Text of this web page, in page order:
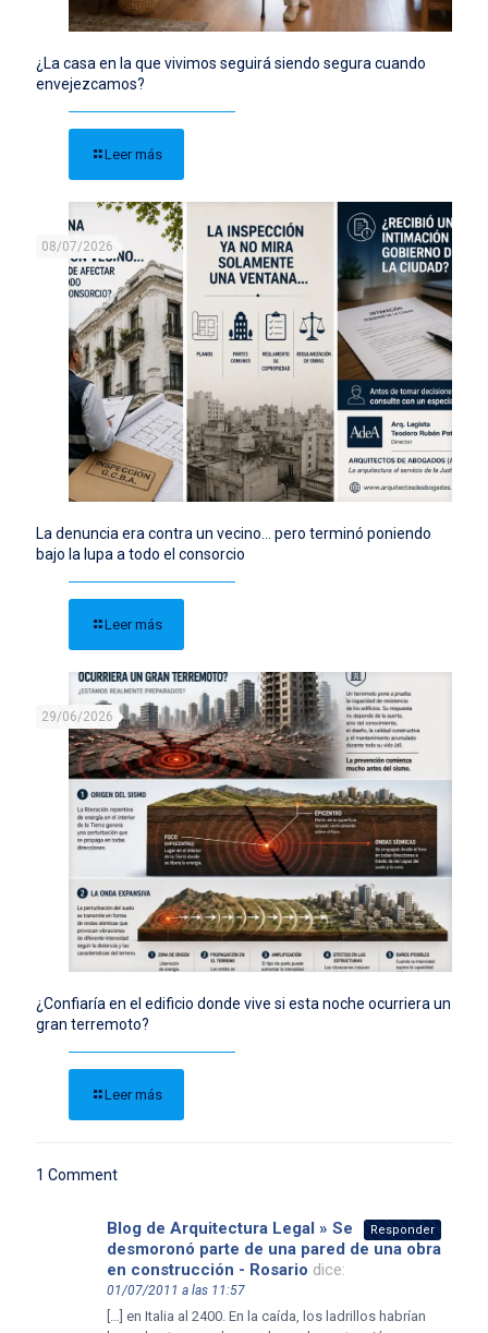
¿La casa en la que vivimos seguirá siendo segura cuando
envejezcamos?
Leer más
08/07/2026
La denuncia era contra un vecino… pero terminó poniendo
bajo la lupa a todo el consorcio
Leer más
29/06/2026
¿Confiaría en el edificio donde vive si esta noche ocurriera un
gran terremoto?
Leer más
1 Comment
Blog de Arquitectura Legal » Se
desmoronó parte de una pared de una obra
en construcción - Rosario dice:
01/07/2011 a las 11:57
[…] en Italia al 2400. En la caída, los ladrillos habrían
Responder